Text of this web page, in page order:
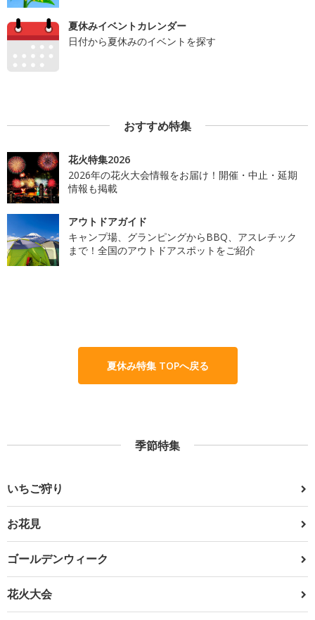
夏休みイベントカレンダー
日付から夏休みのイベントを探す
おすすめ特集
花火特集2026
2026年の花火大会情報をお届け！開催・中止・延期
情報も掲載
アウトドアガイド
キャンプ場、グランピングからBBQ、アスレチック
まで！全国のアウトドアスポットをご紹介
夏休み特集 TOPへ戻る
季節特集
いちご狩り
お花見
ゴールデンウィーク
花火大会